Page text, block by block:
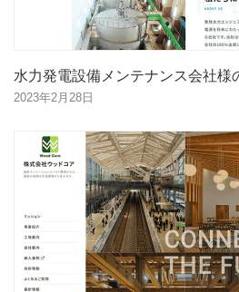
水力発電設備メンテナンス会社様
2023年2月28日